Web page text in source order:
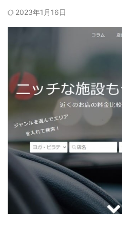
2023年1月16日